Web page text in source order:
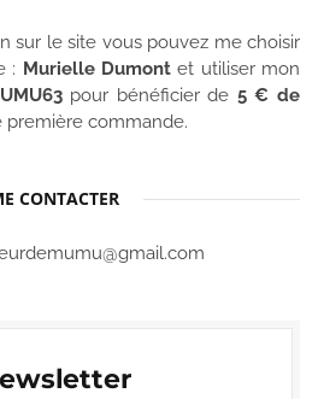
sur le site vous pouvez me choisir
: Murielle Dumont et utiliser mon
pour bénéficier de 5 € de
première commande.
CONTACTER